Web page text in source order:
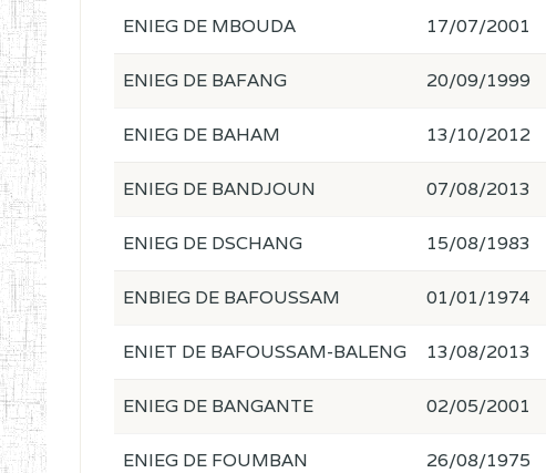
ENIEG DE MBOUDA 17/07/2001
ENIEG DE BAFANG 20/09/1999
ENIEG DE BAHAM 13/10/2012
ENIEG DE BANDJOUN 07/08/2013
ENIEG DE DSCHANG 15/08/1983
ENBIEG DE BAFOUSSAM 01/01/1974
ENIET DE BAFOUSSAM-BALENG 13/08/2013
ENIEG DE BANGANTE 02/05/2001
ENIEG DE FOUMBAN 26/08/1975